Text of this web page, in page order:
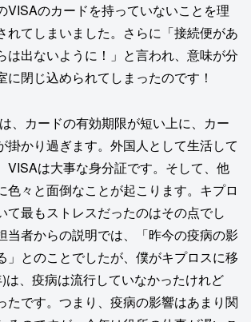
VISAのカードを持っていないことを理
れてしまいました。さらに「接続便があ
は出ないように！」と言われ、意味が分
に閉じ込められてしまったのです！
、カードの有効期限が短い上に、カー
掛かり過ぎます。外国人として生活して
VISAは大事な身分証です。そして、他
色々と面倒なことが起こります。キプロ
て最もストレスだったのはその点でし
当者からの説明では、「昨今の疫病の影
」とのことでしたが、僕がキプロスに移
は、疫病は流行していなかったけれど
たです。つまり、疫病の影響はあまり関